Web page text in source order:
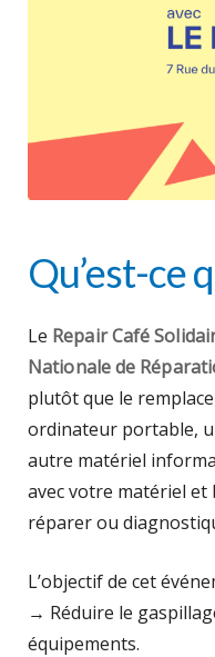
Qu’est-ce
Le Repair Café
Nationale de
plutôt que le
ordinateur portable,
autre matériel
avec votre matériel et
réparer ou
L’objectif de cet
→ Réduire le
équipements.